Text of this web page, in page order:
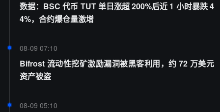
数据：BSC 代币 TUT 单日涨超 200%后近 1 小时暴跌 4
4%，合约爆仓量激增
08-09 07:10
Bifrost 流动性挖矿激励漏洞被黑客利用，约 72 万美元
资产被盗
08-09 05:10